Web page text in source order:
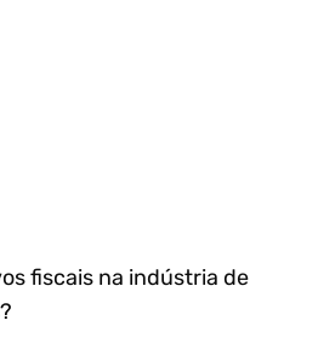
fiscais na indústria de